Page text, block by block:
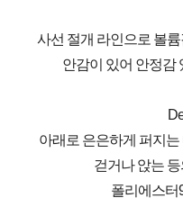
사선 절개 라인으로 볼
안감이 있어 안정감
아래로 은은하게 퍼지
걷거나 앉는
폴리에스터